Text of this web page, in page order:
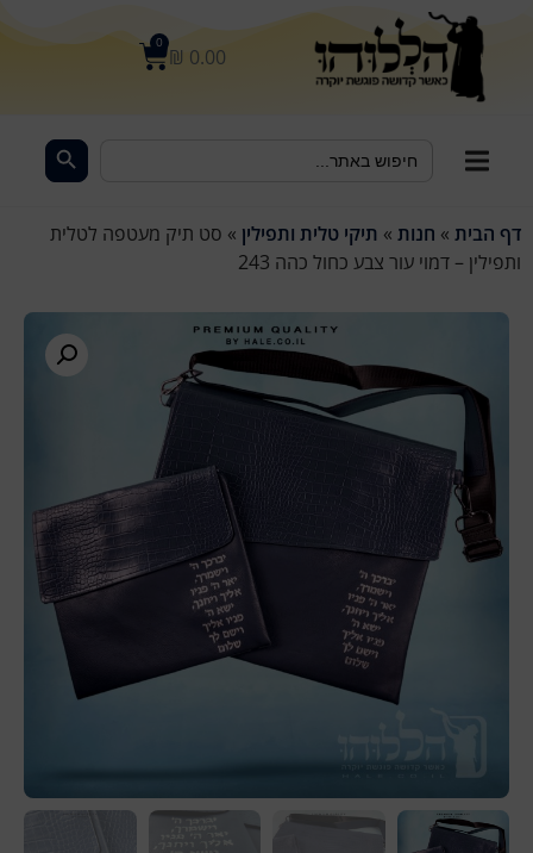
₪ 0.00
0
for:
דף הבית » חנות » תיקי טלית ותפילין » סט תיק מעטפה לטלית
ותפילין – דמוי עור צבע כחול כהה 243